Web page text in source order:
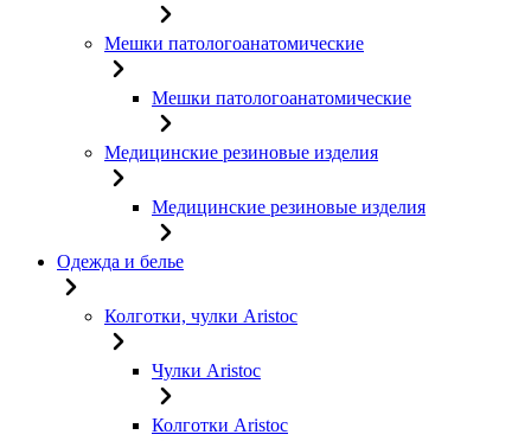
Мешки патологоанатомические
Мешки патологоанатомические
Медицинские резиновые изделия
Медицинские резиновые изделия
Одежда и белье
Колготки, чулки Aristoc
Чулки Aristoc
Колготки Aristoc